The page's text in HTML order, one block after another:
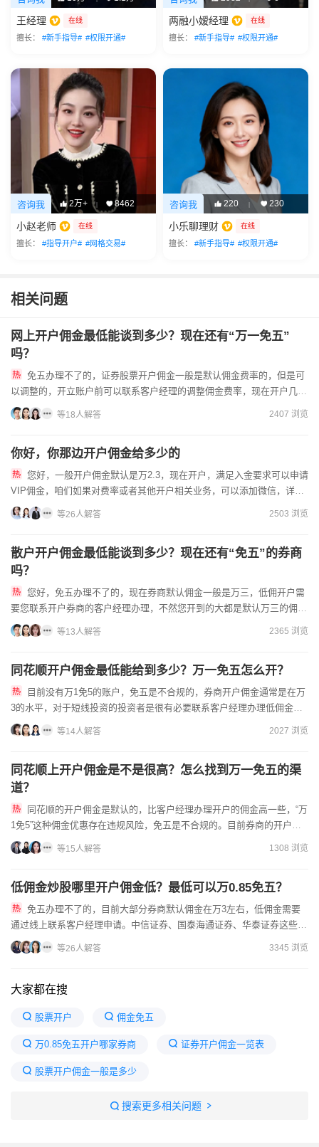
王经理 在线
擅长： #新手指导# #权限开通#
两融小嫒经理 在线
擅长： #新手指导# #权限开通#
咨询我 2万+ | 8462
小赵老师 在线
擅长： #指导开户# #网格交易#
咨询我 220 | 230
小乐聊理财 在线
擅长： #新手指导# #权限开通#
相关问题
网上开户佣金最低能谈到多少？现在还有“万一免五”
吗？
以调整的，开立账户前可以联系客户经理的调整佣金费率，现在开户几分
钟即可，办理证券账户需要提前准备好身份证和银行卡的。想要申请...
等18人解答 2407 浏览
你好，你那边开户佣金给多少的
VIP佣金，咱们如果对费率或者其他开户相关业务，可以添加微信，详细
了解哦。作为客户经理可以为您详细介绍我司的业务服务及V...
等26人解答 2503 浏览
散户开户佣金最低能谈到多少？现在还有“免五”的券商
吗？
要您联系开户券商的客户经理办理，不然您开到的大都是默认万三的佣金
账户，想要低佣金需要联系客户经理协商的，客户经理有一定权限为...
等13人解答 2365 浏览
同花顺开户佣金最低能给到多少？万一免五怎么开？
3的水平，对于短线投资的投资者是很有必要联系客户经理办理低佣金账
户的，如果您想要开通低佣金账户，建议您提前预约联系好客户经...
等14人解答 2027 浏览
同花顺上开户佣金是不是很高？怎么找到万一免五的渠
道？
1免5”这种佣金优惠存在违规风险，免五是不合规的。目前券商的开户佣
金默认在万3，一般情况下，如果您的资金量越大，交易越频繁...
等15人解答 1308 浏览
低佣金炒股哪里开户佣金低？最低可以万0.85免五？
通过线上联系客户经理申请。中信证券、国泰海通证券、华泰证券这些大
中型券商，股票开户没有调整交易费用是万2.5，客户经理会根据...
等26人解答 3345 浏览
大家都在搜
股票开户 佣金免五
万0.85免五开户哪家券商 证券开户佣金一览表
股票开户佣金一般是多少
证券公司开户哪个佣金最低
搜索更多相关问题